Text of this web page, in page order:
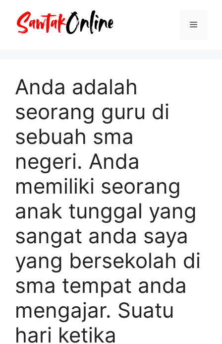
Menu
Anda adalah
seorang guru di
sebuah sma
negeri. Anda
memiliki seorang
anak tunggal yang
sangat anda saya
yang bersekolah di
sma tempat anda
mengajar. Suatu
hari ketika